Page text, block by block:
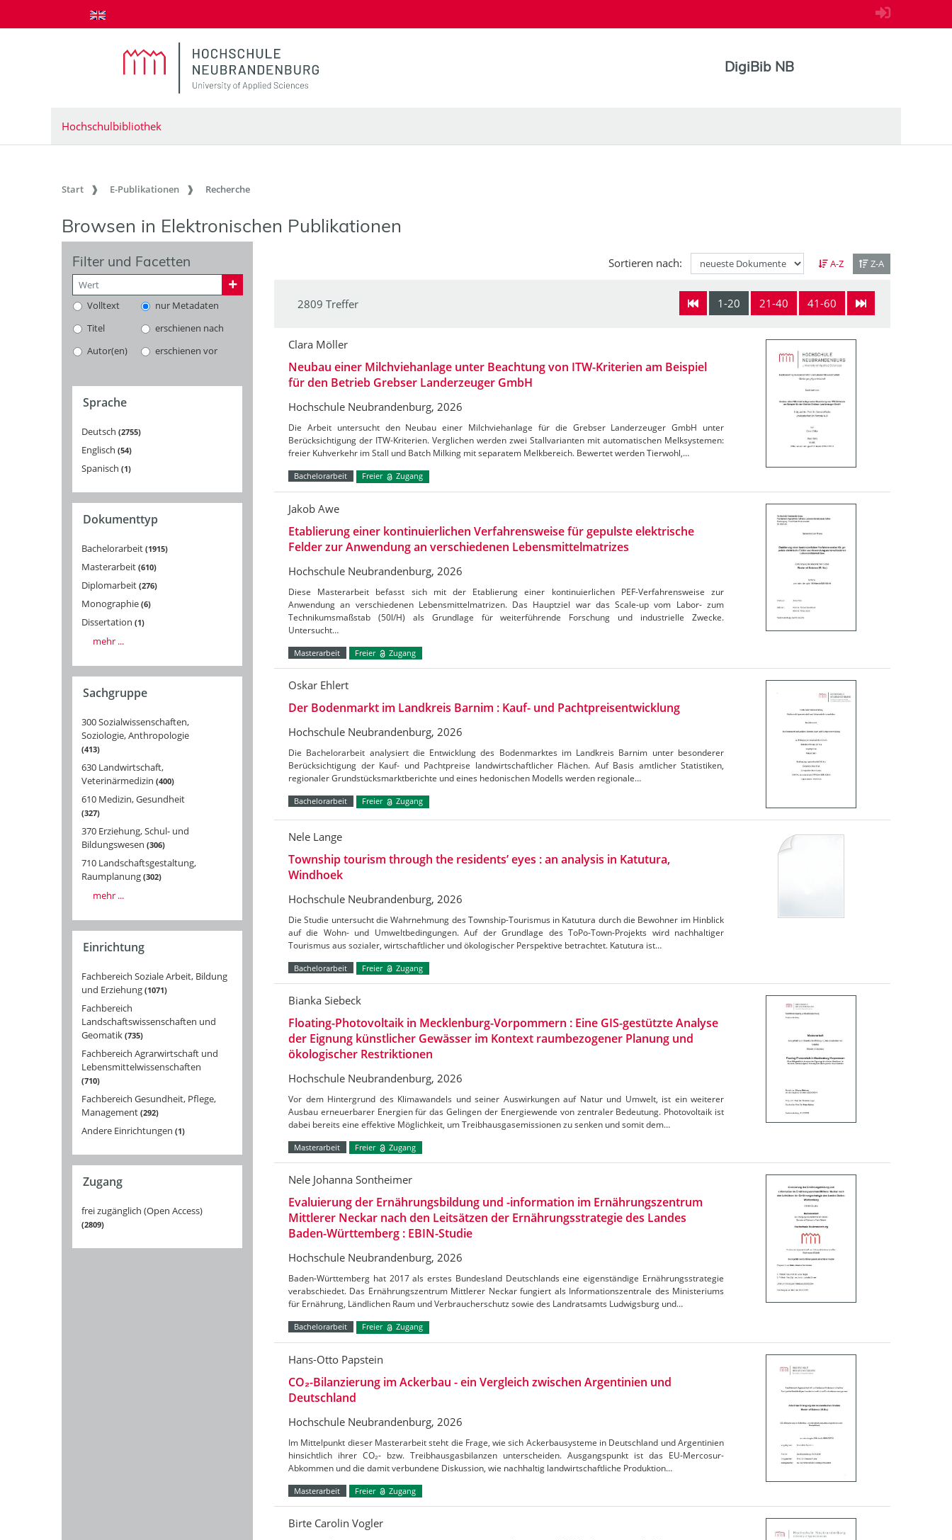
zum Inhalt springen
DigiBib NB
Hochschulbibliothek
Start E-Publikationen Recherche
Browsen in Elektronischen Publikationen
Filter und Facetten
Volltext
nur Metadaten
Titel
erschienen nach
Autor(en)
erschienen vor
Sprache
Deutsch 2755
Englisch 54
Spanisch 1
Dokumenttyp
Bachelorarbeit 1915
Masterarbeit 610
Diplomarbeit 276
Monographie 6
Dissertation 1
mehr ...
Sachgruppe
300 Sozialwissenschaften,
Soziologie, Anthropologie
413
630 Landwirtschaft,
Veterinärmedizin 400
610 Medizin, Gesundheit
327
370 Erziehung, Schul- und
Bildungswesen 306
710 Landschaftsgestaltung,
Raumplanung 302
mehr ...
Einrichtung
Fachbereich Soziale Arbeit, Bildung
und Erziehung 1071
Fachbereich
Landschaftswissenschaften und
Geomatik 735
Fachbereich Agrarwirtschaft und
Lebensmittelwissenschaften
710
Fachbereich Gesundheit, Pflege,
Management 292
Andere Einrichtungen 1
Zugang
frei zugänglich (Open Access)
2809
Sortieren nach: A-Z Z-A
1-20 21-40 41-60
2809 Treffer
Clara Möller
Neubau einer Milchviehanlage unter Beachtung von ITW-Kriterien am Beispiel
für den Betrieb Grebser Landerzeuger GmbH
Hochschule Neubrandenburg, 2026
Die Arbeit untersucht den Neubau einer Milchviehanlage für die Grebser Landerzeuger GmbH unter
Berücksichtigung der ITW-Kriterien. Verglichen werden zwei Stallvarianten mit automatischen Melksystemen:
freier Kuhverkehr im Stall und Batch Milking mit separatem Melkbereich. Bewertet werden Tierwohl,…
Bachelorarbeit Freier Zugang
Jakob Awe
Etablierung einer kontinuierlichen Verfahrensweise für gepulste elektrische
Felder zur Anwendung an verschiedenen Lebensmittelmatrizes
Hochschule Neubrandenburg, 2026
Diese Masterarbeit befasst sich mit der Etablierung einer kontinuierlichen PEF-Verfahrensweise zur
Anwendung an verschiedenen Lebensmittelmatrizen. Das Hauptziel war das Scale-up vom Labor- zum
Technikumsmaßstab (50l/H) als Grundlage für weiterführende Forschung und industrielle Zwecke.
Untersucht…
Masterarbeit Freier Zugang
Oskar Ehlert
Der Bodenmarkt im Landkreis Barnim : Kauf- und Pachtpreisentwicklung
Hochschule Neubrandenburg, 2026
Die Bachelorarbeit analysiert die Entwicklung des Bodenmarktes im Landkreis Barnim unter besonderer
Berücksichtigung der Kauf- und Pachtpreise landwirtschaftlicher Flächen. Auf Basis amtlicher Statistiken,
regionaler Grundstücksmarktberichte und eines hedonischen Modells werden regionale…
Bachelorarbeit Freier Zugang
Nele Lange
Township tourism through the residents’ eyes : an analysis in Katutura,
Windhoek
Hochschule Neubrandenburg, 2026
Die Studie untersucht die Wahrnehmung des Township-Tourismus in Katutura durch die Bewohner im Hinblick
auf die Wohn- und Umweltbedingungen. Auf der Grundlage des ToPo-Town-Projekts wird nachhaltiger
Tourismus aus sozialer, wirtschaftlicher und ökologischer Perspektive betrachtet. Katutura ist…
Bachelorarbeit Freier Zugang
Bianka Siebeck
Floating-Photovoltaik in Mecklenburg-Vorpommern : Eine GIS-gestützte Analyse
der Eignung künstlicher Gewässer im Kontext raumbezogener Planung und
ökologischer Restriktionen
Hochschule Neubrandenburg, 2026
Vor dem Hintergrund des Klimawandels und seiner Auswirkungen auf Natur und Umwelt, ist ein weiterer
Ausbau erneuerbarer Energien für das Gelingen der Energiewende von zentraler Bedeutung. Photovoltaik ist
dabei bereits eine effektive Möglichkeit, um Treibhausgasemissionen zu senken und somit dem…
Masterarbeit Freier Zugang
Nele Johanna Sontheimer
Evaluierung der Ernährungsbildung und -information im Ernährungszentrum
Mittlerer Neckar nach den Leitsätzen der Ernährungsstrategie des Landes
Baden-Württemberg : EBIN-Studie
Hochschule Neubrandenburg, 2026
Baden-Württemberg hat 2017 als erstes Bundesland Deutschlands eine eigenständige Ernährungsstrategie
verabschiedet. Das Ernährungszentrum Mittlerer Neckar fungiert als Informationszentrale des Ministeriums
für Ernährung, Ländlichen Raum und Verbraucherschutz sowie des Landratsamts Ludwigsburg und…
Bachelorarbeit Freier Zugang
Hans-Otto Papstein
CO₂-Bilanzierung im Ackerbau - ein Vergleich zwischen Argentinien und
Deutschland
Hochschule Neubrandenburg, 2026
Im Mittelpunkt dieser Masterarbeit steht die Frage, wie sich Ackerbausysteme in Deutschland und Argentinien
hinsichtlich ihrer CO₂- bzw. Treibhausgasbilanzen unterscheiden. Ausgangspunkt ist das EU-Mercosur-
Abkommen und die damit verbundene Diskussion, wie nachhaltig landwirtschaftliche Produktion…
Masterarbeit Freier Zugang
Birte Carolin Vogler